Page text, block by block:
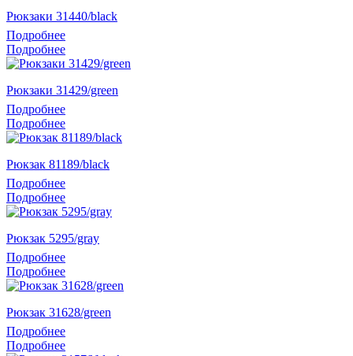
Рюкзаки 31440/black
Подробнее
Подробнее
Рюкзаки 31429/green
Подробнее
Подробнее
Рюкзак 81189/black
Подробнее
Подробнее
Рюкзак 5295/gray
Подробнее
Подробнее
Рюкзак 31628/green
Подробнее
Подробнее